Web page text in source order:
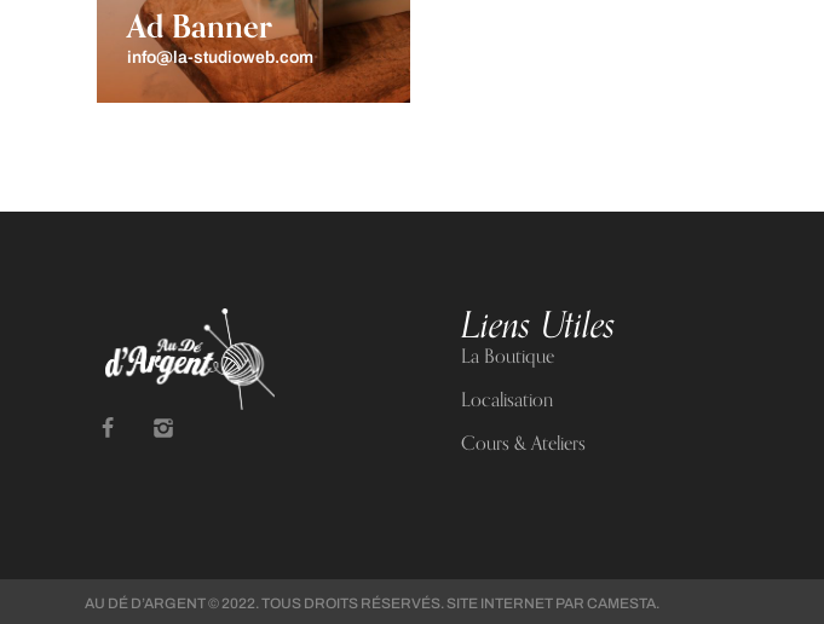
Ad Banner
info@la-studioweb.com
Liens Utiles
La Boutique
Localisation
Cours & Ateliers
AU DÉ D’ARGENT © 2022. TOUS DROITS RÉSERVÉS. SITE INTERNET PAR CAMESTA.